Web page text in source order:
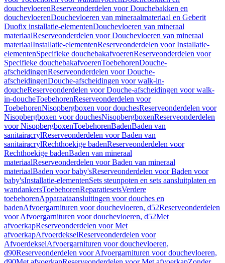
douchevloerenReserveonderdelen voor Douchebakken en
douchevloerenDouchevloeren van mineraalmateriaal en Geberit
Duofix installatie-elementenDouchevloeren van mineraal
materiaalReserveonderdelen voor Douchevloeren van mineraal
materiaalInstallatie-elementenReserveonderdelen voor Installatie-
elementenSpecifieke douchebakafvoerenReserveonderdelen voor
Specifieke douchebakafvoerenToebehorenDouche-
afscheidingenReserveonderdelen voor Douche-
afscheidingenDouche-afscheidingen voor walk-in-
doucheReserveonderdelen voor Douche-afscheidingen voor walk-
in-doucheToebehorenReserveonderdelen voor
ToebehorenNisopbergboxen voor douchesReserveonderdelen voor
Nisopbergboxen voor douchesNisopbergboxenReserveonderdelen
voor NisopbergboxenToebehorenBadenBaden van
sanitairacrylReserveonderdelen voor Baden van
sanitairacrylRechthoekige badenReserveonderdelen voor
Rechthoekige badenBaden van mineraal
materiaalReserveonderdelen voor Baden van mineraal
materiaalBaden voor baby'sReserveonderdelen voor Baden voor
baby'sInstallatie-elementenSets steunpoten en sets aansluitplaten en
wandankersToebehorenReparatiesetsVerdere
toebehorenApparaataansluitingen voor douches en
badenAfvoergarnituren voor douchevloeren, d52Reserveonderdelen
voor Afvoergarnituren voor douchevloeren, d52Met
afvoerkapReserveonderdelen voor Met
afvoerkapAfvoerdekselReserveonderdelen voor
AfvoerdekselAfvoergarnituren voor douchevloeren,
d90Reserveonderdelen voor Afvoergarnituren voor douchevloeren,